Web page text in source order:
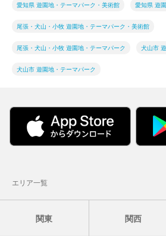
愛知県 遊園地・テーマパーク・美術館 愛知県 遊
尾張・犬山・小牧 遊園地・テーマパーク・美術館
尾張・犬山・小牧 遊園地・テーマパーク 犬山市
犬山市 遊園地・テーマパーク
エリア一覧
関東 関西